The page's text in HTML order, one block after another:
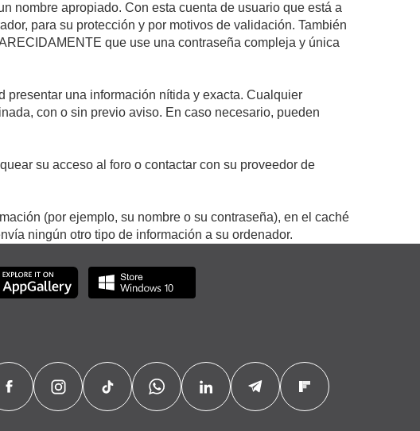
nombre apropiado. Con esta cuenta de usuario que está a
para su protección y por motivos de validación. También
que use una contraseña compleja y única
presentar una información nítida y exacta. Cualquier
con o sin previo aviso. En caso necesario, pueden
su acceso al foro o contactar con su proveedor de
(por ejemplo, su nombre o su contraseña), en el caché
ningún otro tipo de información a su ordenador.